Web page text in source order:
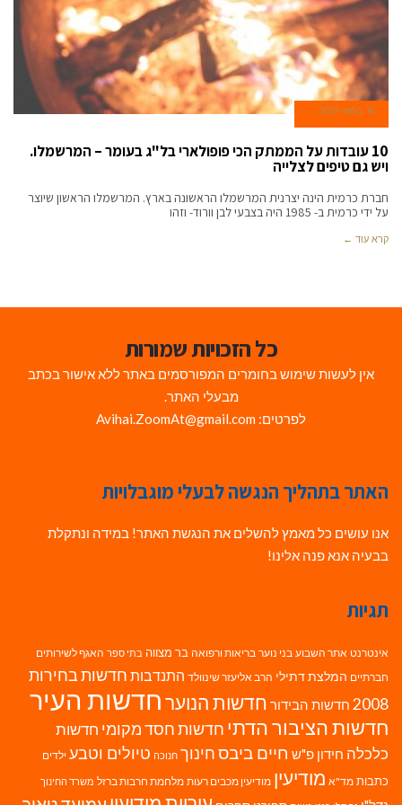
16 במאי 2019
10 עובדות על הממתק הכי פופולארי בל"ג בעומר – המרשמלו.
ויש גם טיפים לצלייה
חברת כרמית הינה יצרנית המרשמלו הראשונה בארץ. המרשמלו הראשון שיוצר
על ידי כרמית ב- 1985 היה בצבעי לבן וורוד- וזהו
קרא עוד ←
כל הזכויות שמורות
אין לעשות שימוש בחומרים המפורסמים באתר ללא אישור בכתב
מבעלי האתר.
לפרטים: Avihai.ZoomAt@gmail.com
האתר בתהליך הנגשה לבעלי מוגבלויות
אנו עושים כל מאמץ להשלים את הנגשת האתר! במידה ונתקלת
בבעיה אנא פנה אלינו!
תגיות
אינטרנט אתר השבוע בני נוער בריאות ורפואה בר מצווה בתי ספר האגף לשירותים
חברתיים המלצת דתילי הרב אליעזר שינוולד התנדבות חדשות בחירות
2008 חדשות הבידור חדשות הנוערחדשות העיר
חדשות הציבור הדתי חדשות חסד מקומי חדשות
כלכלה חידון פ"ש חיים ביבסחינוך חנוכה טיולים וטבע ילדים
כתבות מד"א מודיעין מודיעין מכבים רעות מלחמת חרבות ברזל משרד החינוך